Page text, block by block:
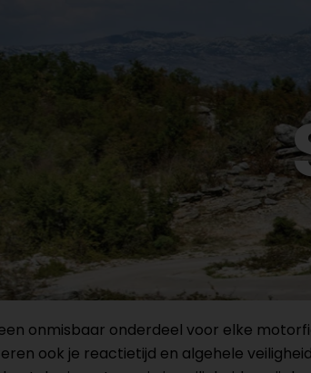
onmisbaar onderdeel voor elke
ook je reactietijd en algehele